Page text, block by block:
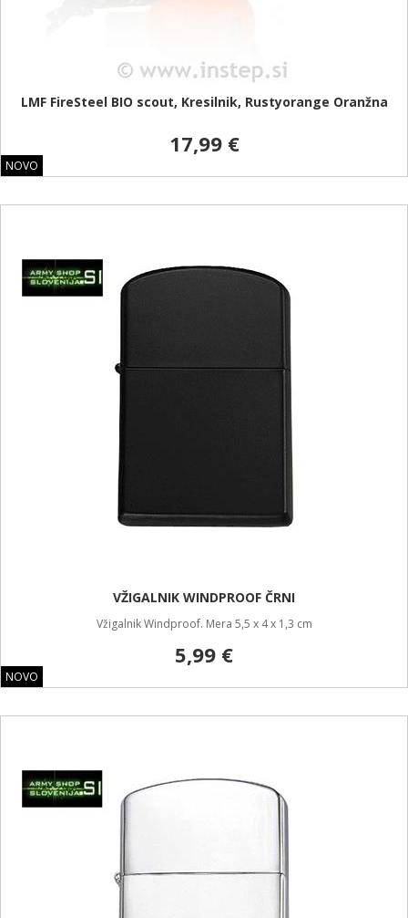
NOVO
LMF FireSteel BIO scout, Kresilnik, Rustyorange Oranžna
17,99 €
NOVO
VŽIGALNIK WINDPROOF ČRNI
Vžigalnik Windproof. Mera 5,5 x 4 x 1,3 cm
5,99 €